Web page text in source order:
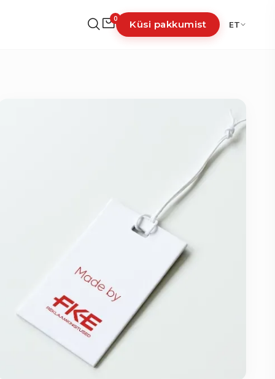
0
Küsi pakkumist ET